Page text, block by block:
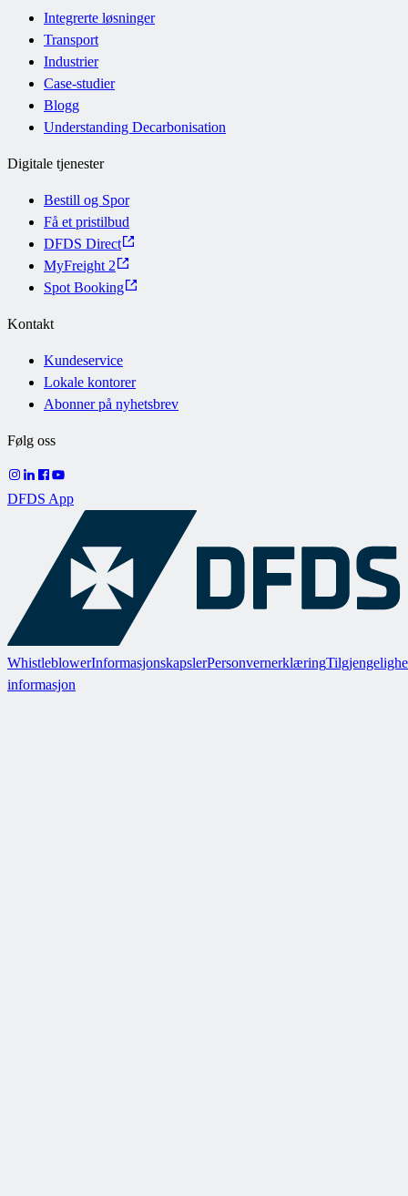
Integrerte løsninger
Transport
Industrier
Case-studier
Blogg
Understanding Decarbonisation
Digitale tjenester
Bestill og Spor
Få et pristilbud
DFDS Direct
MyFreight 2
Spot Booking
Kontakt
Kundeservice
Lokale kontorer
Abonner på nyhetsbrev
Følg oss
DFDS App
WhistleblowerInformasjonskapslerPersonvernerklæring
informasjon